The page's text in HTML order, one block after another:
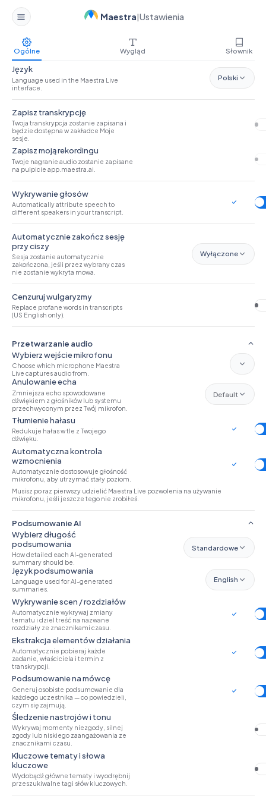
Maestra|Ustawienia
Ogólne Wygląd Słownik
Język
Language used in the Maestra Live
interface.
Polski
Zapisz transkrypcję
Twoja transkrypcja zostanie zapisana i
będzie dostępna w zakładce Moje
sesje.
Zapisz moją rekordingu
Twoje nagranie audio zostanie zapisane
na pulpicie app.maestra.ai.
Wykrywanie głosów
Automatically attribute speech to
different speakers in your transcript.
Automatycznie zakończ sesję
przy ciszy
Sesja zostanie automatycznie
zakończona, jeśli przez wybrany czas
nie zostanie wykryta mowa.
Wyłączone
Cenzuruj wulgaryzmy
Replace profane words in transcripts
(US English only).
Przetwarzanie audio
Wybierz wejście mikrofonu
Choose which microphone Maestra
Live captures audio from.
Anulowanie echa
Zmniejsza echo spowodowane
dźwiękiem z głośników lub systemu
przechwyconym przez Twój mikrofon.
Default
Tłumienie hałasu
Redukuje hałas w tle z Twojego
dźwięku.
Automatyczna kontrola
wzmocnienia
Automatycznie dostosowuje głośność
mikrofonu, aby utrzymać stały poziom.
Musisz po raz pierwszy udzielić Maestra Live pozwolenia na używanie
mikrofonu, jeśli jeszcze tego nie zrobiłeś.
Podsumowanie AI
Wybierz długość
podsumowania
How detailed each AI-generated
summary should be.
Standardowe
Język podsumowania
Language used for AI-generated
summaries.
English
Wykrywanie scen / rozdziałów
Automatycznie wykrywaj zmiany
tematu i dziel treść na nazwane
rozdziały ze znacznikami czasu.
Ekstrakcja elementów działania
Automatycznie pobieraj każde
zadanie, właściciela i termin z
transkrypcji.
Podsumowanie na mówcę
Generuj osobiste podsumowanie dla
każdego uczestnika — co powiedzieli,
czym się zajmują.
Śledzenie nastrojów i tonu
Wykrywaj momenty niezgody, silnej
zgody lub niskiego zaangażowania ze
znacznikami czasu.
Kluczowe tematy i słowa
kluczowe
Wydobądź główne tematy i wyodrębnij
przeszukiwalne tagi słów kluczowych.